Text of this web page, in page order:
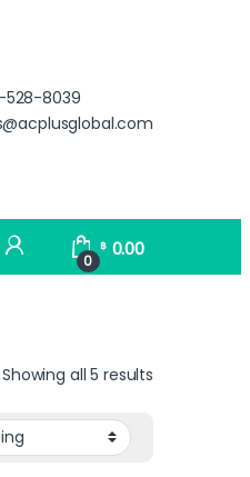
528-8039
0
฿ 0.00
Showing all 5 results